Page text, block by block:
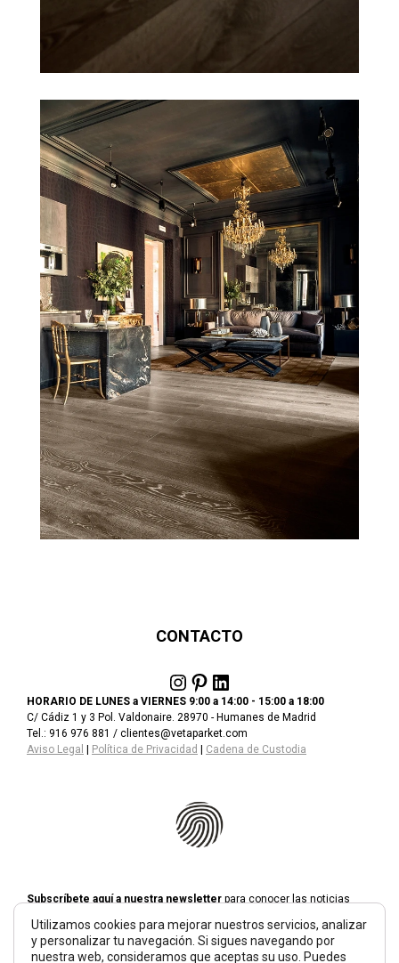
CONTACTO
Instagram Pinterest LinkedIn
HORARIO DE LUNES a VIERNES 9:00 a 14:00 - 15:00 a 18:00
C/ Cádiz 1 y 3 Pol. Valdonaire. 28970 - Humanes de Madrid
Tel.: 916 976 881 / clientes@vetaparket.com
Aviso Legal
Política de Privacidad Cadena de Custodia
Subscríbete aquí a nuestra newsletter para conocer las noticias
Solo te escribiremos si creemos que hay algo que valga la pena
contarte.
Utilizamos cookies para mejorar nuestros servicios, analizar
y personalizar tu navegación. Si sigues navegando por
nuestra web, consideramos que aceptas su uso. Puedes